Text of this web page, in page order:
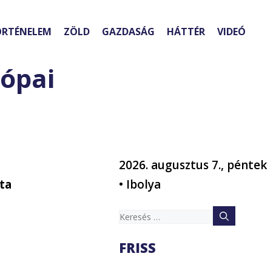
ZÖLD GAZDASÁG HÁTTÉR VIDEÓ
2026. augusztus 7., péntek
• Ibolya
Keresés:
FRISS